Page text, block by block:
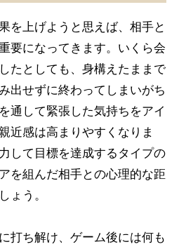
を上げようと思えば、相手と
要になってきます。いくら会
たとしても、身構えたままで
出せずに終わってしまいがち
通して緊張した気持ちをアイ
近感は高まりやすくなりま
して目標を達成するタイプの
を組んだ相手との心理的な距
ょう。
打ち解け、ゲーム後には何も